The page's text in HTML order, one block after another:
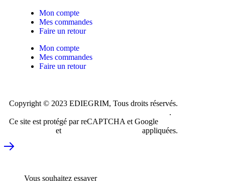
Mon compte
Mes commandes
Faire un retour
Mon compte
Mes commandes
Faire un retour
Copyright © 2023 EDIEGRIM, Tous droits réservés.
.
Ce site est protégé par reCAPTCHA et Google
et appliquées.
Vous souhaitez essayer